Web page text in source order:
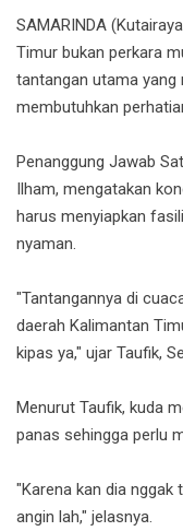
SAMARINDA
Timur bukan perkara
tantangan utama
membutuhkan
Penanggung Jawab
Ilham, mengatakan
harus menyiapkan
nyaman.
"Tantangannya di
daerah Kalimantan
kipas ya," ujar Taufik,
Menurut Taufik, kuda
panas sehingga perlu
"Karena kan dia nggak
angin lah," jelasnya.